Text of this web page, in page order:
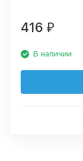
416 ₽
В наличии